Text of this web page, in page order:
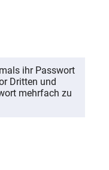
ihr Passwort
Dritten und
mehrfach zu